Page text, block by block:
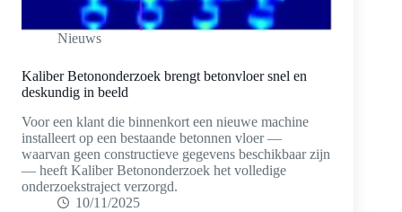
Nieuws
Kaliber Betononderzoek brengt betonvloer snel en
deskundig in beeld
Voor een klant die binnenkort een nieuwe machine
installeert op een bestaande betonnen vloer —
waarvan geen constructieve gegevens beschikbaar zijn
— heeft Kaliber Betononderzoek het volledige
onderzoekstraject verzorgd.
10/11/2025